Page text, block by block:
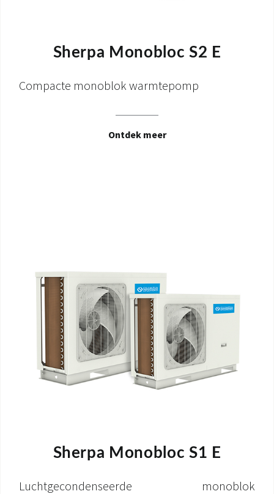
Sherpa Monobloc S2 E
Compacte monoblok warmtepomp
Ontdek meer
Sherpa Monobloc S1 E
Luchtgecondenseerde monoblok